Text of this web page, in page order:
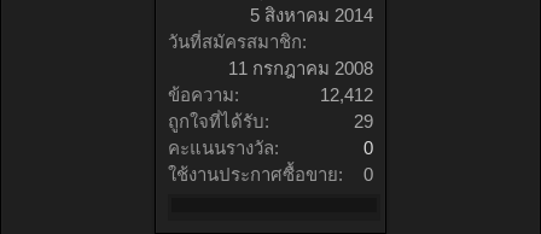
5 สิงหาคม 2014
วันที่สมัครสมาชิก:
11 กรกฎาคม 2008
ข้อความ:
12,412
ถูกใจที่ได้รับ:
29
คะแนนรางวัล:
0
ใช้งานประกาศซื้อขาย:
0